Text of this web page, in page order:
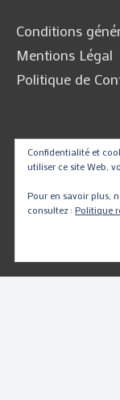
Conditions
Mentions Légal
Politique de
Traduire
Confidentialité et
utiliser ce site Web,
Pour en savoir plus,
consultez :Politique